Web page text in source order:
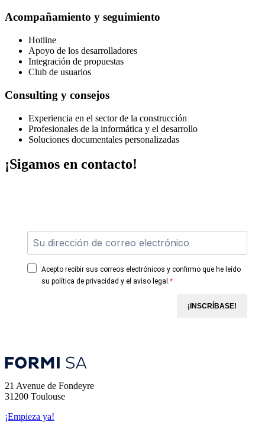
Acompañamiento y seguimiento
Hotline
Apoyo de los desarrolladores
Integración de propuestas
Club de usuarios
Consulting y consejos
Experiencia en el sector de la construcción
Profesionales de la informática y el desarrollo
Soluciones documentales personalizadas
¡Sigamos en contacto!
Acepto recibir sus correos electrónicos y confirmo que he leído
su política de privacidad y el aviso legal.
¡INSCRÍBASE!
21 Avenue de Fondeyre
31200 Toulouse
¡Empieza ya!